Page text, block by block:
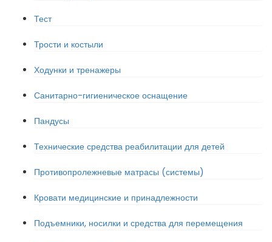
Тест
Трости и костыли
Ходунки и тренажеры
Санитарно-гигиеническое оснащение
Пандусы
Технические средства реабилитации для детей
Противопролежневые матрасы (системы)
Кровати медицинские и принадлежности
Подъемники, носилки и средства для перемещения